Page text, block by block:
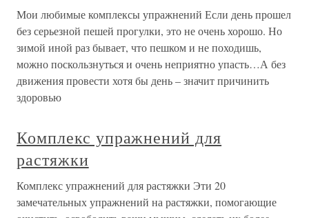
Мои любимые комплексы упражнений Если день прошел
без серьезной пешей прогулки, это не очень хорошо. Но
зимой иной раз бывает, что пешком и не походишь,
можно поскользнуться и очень неприятно упасть…А без
движения провести хотя бы день – значит причинить
здоровью
Комплекс упражнений для
растяжки
Комплекс упражнений для растяжки Эти 20
замечательных упражнений на растяжки, помогающие